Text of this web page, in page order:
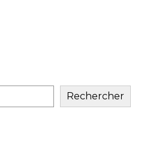
Rechercher